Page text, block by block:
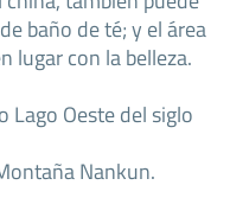
baño de té; y el área
lugar con la belleza.
Lago Oeste del siglo
Nankun.